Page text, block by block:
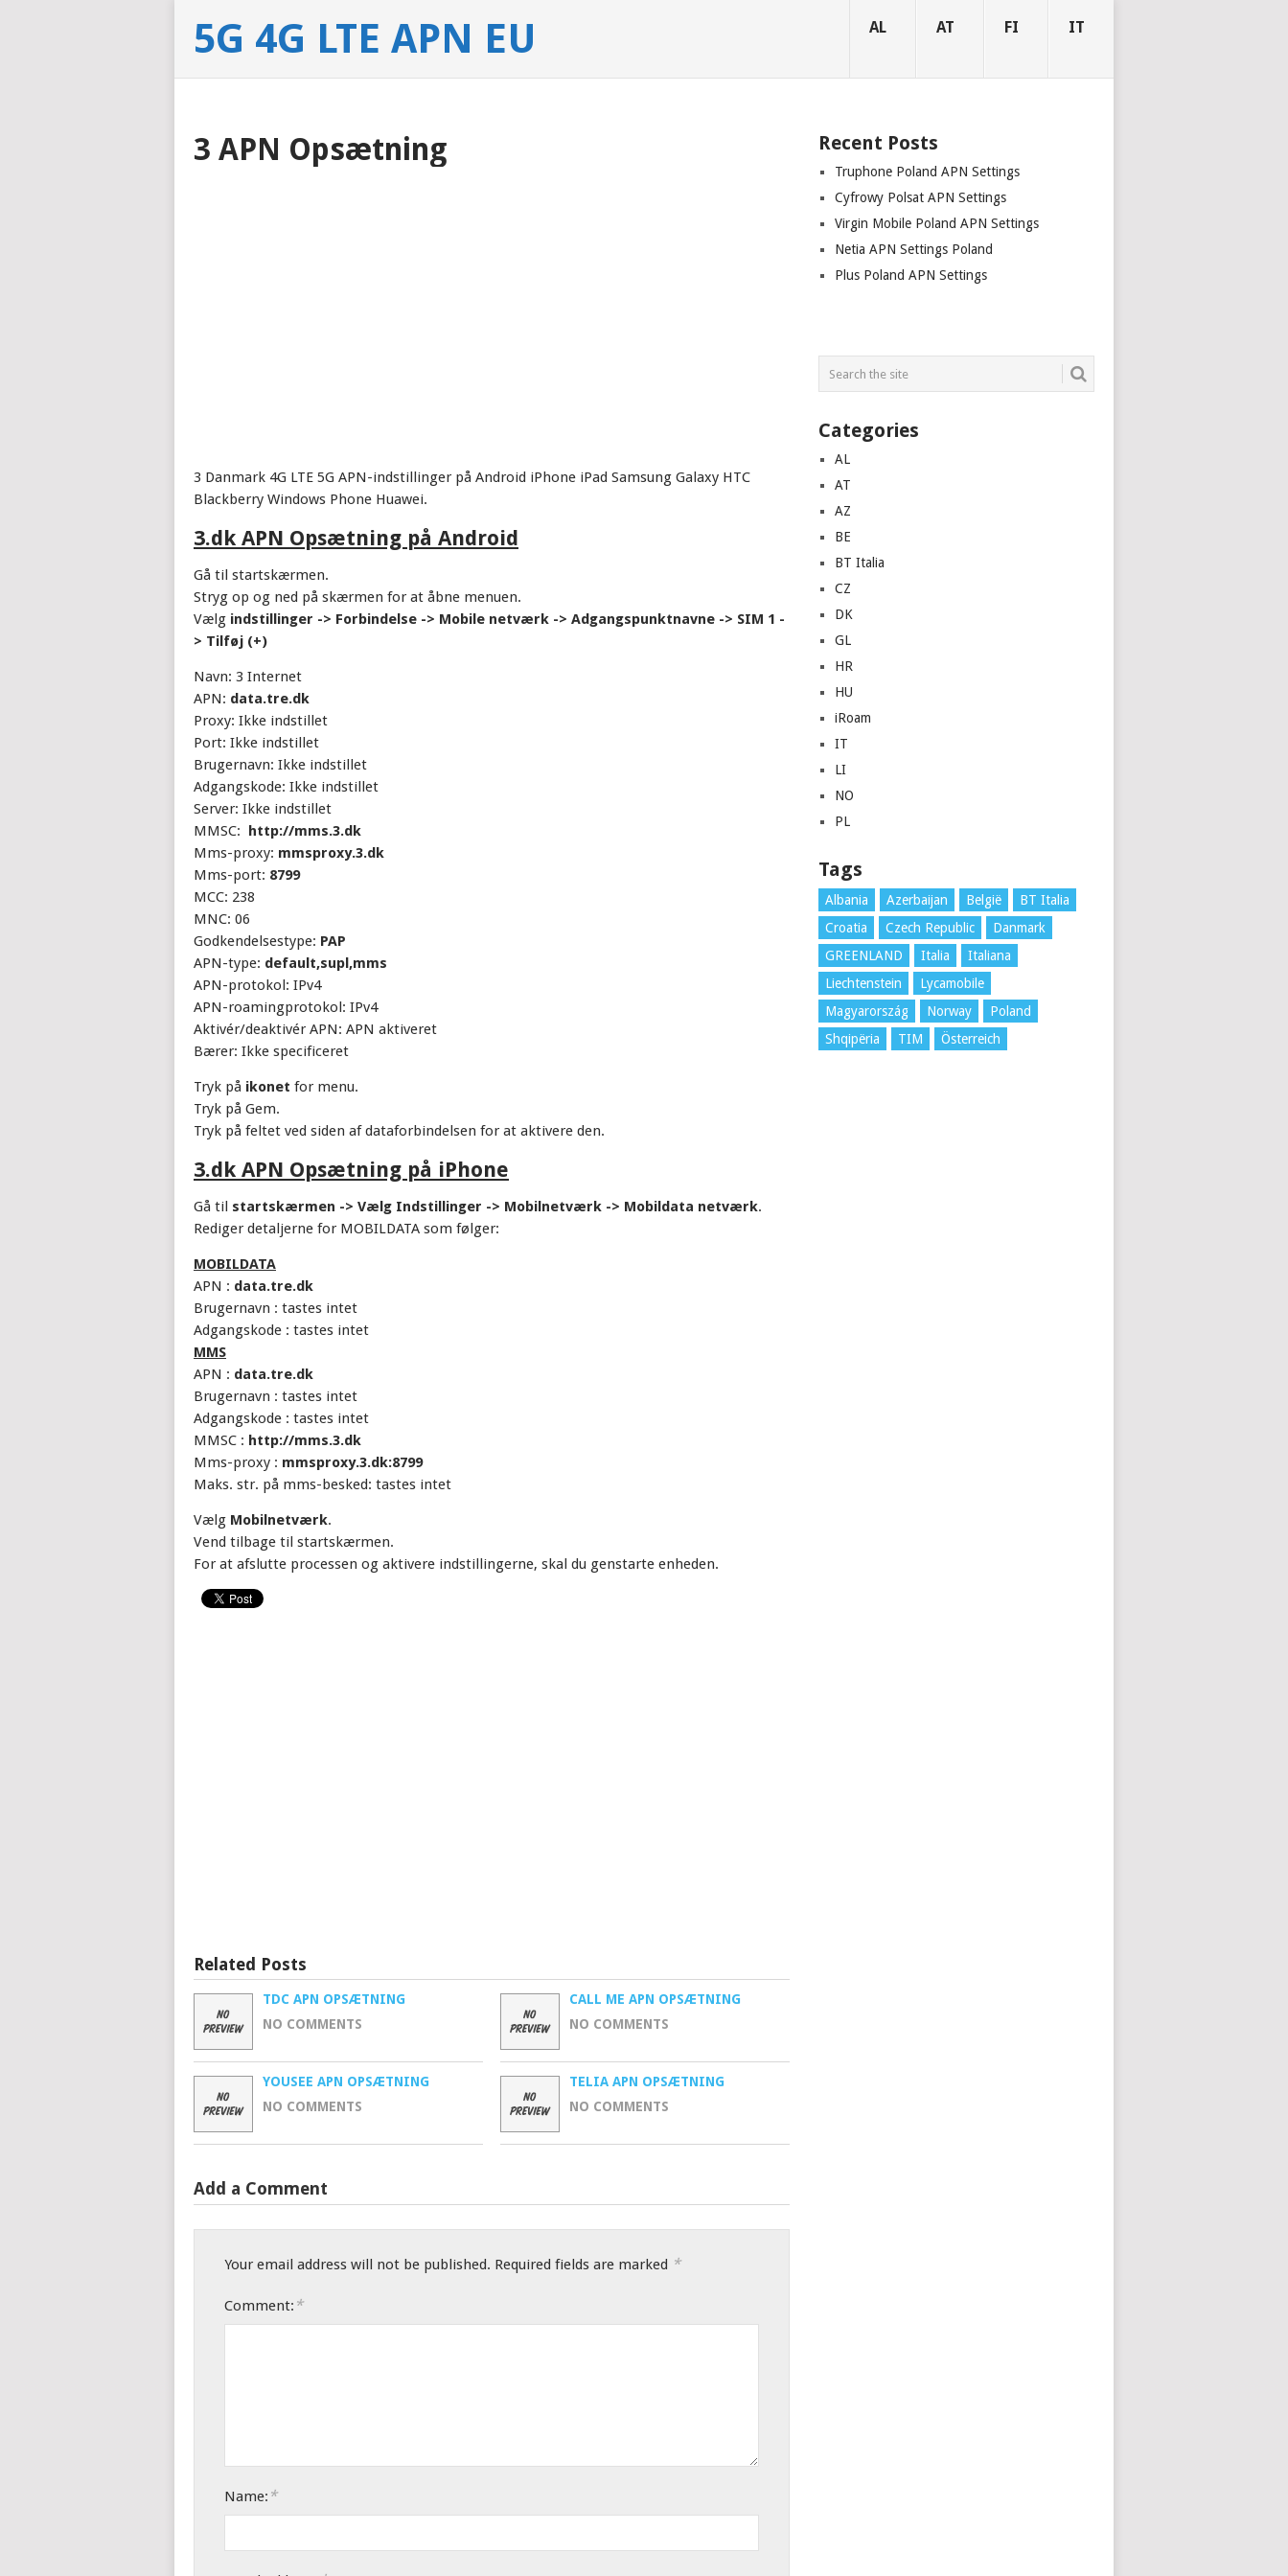
5G 4G LTE APN EU AL AT FI IT
3 APN Opsætning
3 Danmark 4G LTE 5G APN-indstillinger på Android iPhone iPad Samsung Galaxy HTC
Blackberry Windows Phone Huawei.
3.dk APN Opsætning på Android
Gå til startskærmen.
Stryg op og ned på skærmen for at åbne menuen.
Vælg indstillinger -> Forbindelse -> Mobile netværk -> Adgangspunktnavne -> SIM 1 -
> Tilføj (+)
Navn: 3 Internet
APN: data.tre.dk
Proxy: Ikke indstillet
Port: Ikke indstillet
Brugernavn: Ikke indstillet
Adgangskode: Ikke indstillet
Server: Ikke indstillet
MMSC: http://mms.3.dk
Mms-proxy: mmsproxy.3.dk
Mms-port: 8799
MCC: 238
MNC: 06
Godkendelsestype: PAP
APN-type: default,supl,mms
APN-protokol: IPv4
APN-roamingprotokol: IPv4
Aktivér/deaktivér APN: APN aktiveret
Bærer: Ikke specificeret
Tryk på ikonet for menu.
Tryk på Gem.
Tryk på feltet ved siden af dataforbindelsen for at aktivere den.
3.dk APN Opsætning på iPhone
Gå til startskærmen -> Vælg Indstillinger -> Mobilnetværk -> Mobildata netværk.
Rediger detaljerne for MOBILDATA som følger:
MOBILDATA
APN : data.tre.dk
Brugernavn : tastes intet
Adgangskode : tastes intet
MMS
APN : data.tre.dk
Brugernavn : tastes intet
Adgangskode : tastes intet
MMSC : http://mms.3.dk
Mms-proxy : mmsproxy.3.dk:8799
Maks. str. på mms-besked: tastes intet
Vælg Mobilnetværk.
Vend tilbage til startskærmen.
For at afslutte processen og aktivere indstillingerne, skal du genstarte enheden.
Related Posts
TDC APN OPSÆTNING
NO COMMENTS
CALL ME APN OPSÆTNING
NO COMMENTS
YOUSEE APN OPSÆTNING
NO COMMENTS
TELIA APN OPSÆTNING
NO COMMENTS
Add a Comment
Your email address will not be published. Required fields are marked *
Comment: *
Name: *
Recent Posts
Truphone Poland APN Settings
Cyfrowy Polsat APN Settings
Virgin Mobile Poland APN Settings
Netia APN Settings Poland
Plus Poland APN Settings
Categories
AL
AT
AZ
BE
BT Italia
CZ
DK
GL
HR
HU
iRoam
IT
LI
NO
PL
Tags
Albania Azerbaijan België
BT Italia
Croatia
Czech Republic
Danmark
GREENLAND
Italia
Italiana
Liechtenstein
Lycamobile
Magyarország
Norway
Poland
Shqipëria
TIM Österreich